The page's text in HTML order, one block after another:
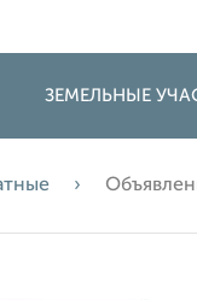
ЗЕМЕЛЬНЫЕ